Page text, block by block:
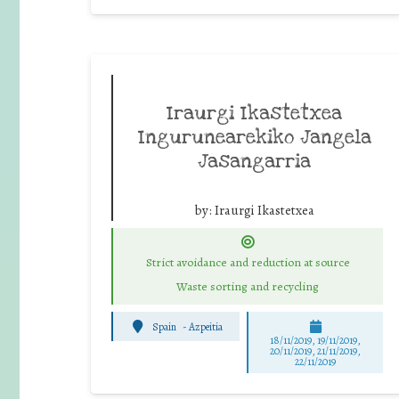
Iraurgi Ikastetxea
Ingurunearekiko Jangela
Jasangarria
by: Iraurgi Ikastetxea
Strict avoidance and reduction at source
Waste sorting and recycling
Spain -Azpeitia
18/11/2019, 19/11/2019,
20/11/2019, 21/11/2019,
22/11/2019